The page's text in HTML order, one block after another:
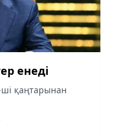
енеді
қаңтарынан